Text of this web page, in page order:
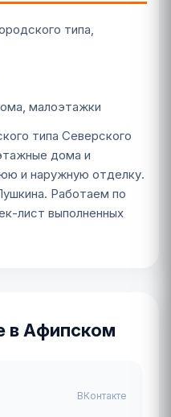
типа,
малоэтажки
типа Северского
дома и
и наружную отделку.
Работаем по
лист выполненных
в Афипском
ВКонтакте